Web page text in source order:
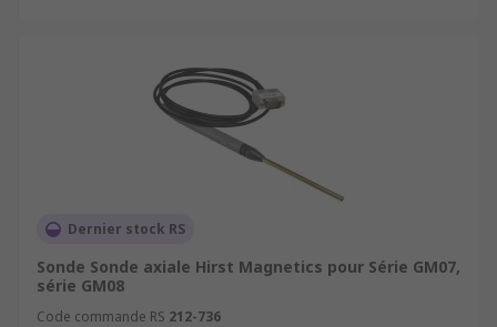
Dernier stock RS
Sonde Sonde axiale Hirst Magnetics pour Série GM07,
série GM08
Code commande RS 212-736